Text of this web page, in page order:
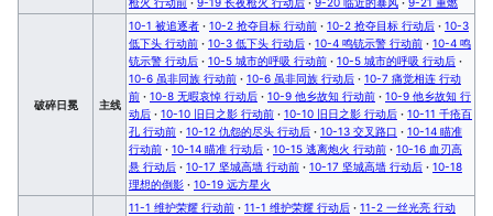
破碎日冕 主线
10-1 被追逐者 · 10-2 抢夺目标 行动前 · 10-2 抢夺目标 行动后 · 10-3
低下头 行动前 · 10-3 低下头 行动后 · 10-4 鸣铳示警 行动前 · 10-4 鸣
铳示警 行动后 · 10-5 城市的呼吸 行动前 · 10-5 城市的呼吸 行动后 ·
10-6 虽非同族 行动前 · 10-6 虽非同族 行动后 · 10-7 痛觉相连 行动
前 · 10-8 无暇哀悼 行动后 · 10-9 他乡故知 行动前 · 10-9 他乡故知 行
动后 · 10-10 旧日之影 行动前 · 10-10 旧日之影 行动后 · 10-11 千疮百
孔 行动前 · 10-12 仇怨的尽头 行动后 · 10-13 交叉路口 · 10-14 瞄准
行动前 · 10-14 瞄准 行动后 · 10-15 逃离炮火 行动前 · 10-16 血刃高
悬 行动后 · 10-17 坚城高墙 行动前 · 10-17 坚城高墙 行动后 · 10-18
理想的倒影 · 10-19 远方星火
11-1 维护荣耀 行动前 · 11-1 维护荣耀 行动后 · 11-2 一丝光亮 行动